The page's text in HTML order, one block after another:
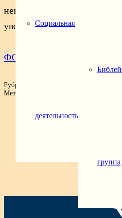
Социальная
деятельность
группа
невидевшие и
уверовали, что Иисус
ФОТОАЛЬБОМ
Рубрика:
Метки:
Предыдущая запись
УТРЕНЯ ВЕЛИКОГО